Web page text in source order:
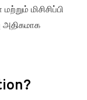
மிசிசிப்பி
அதிகமாக